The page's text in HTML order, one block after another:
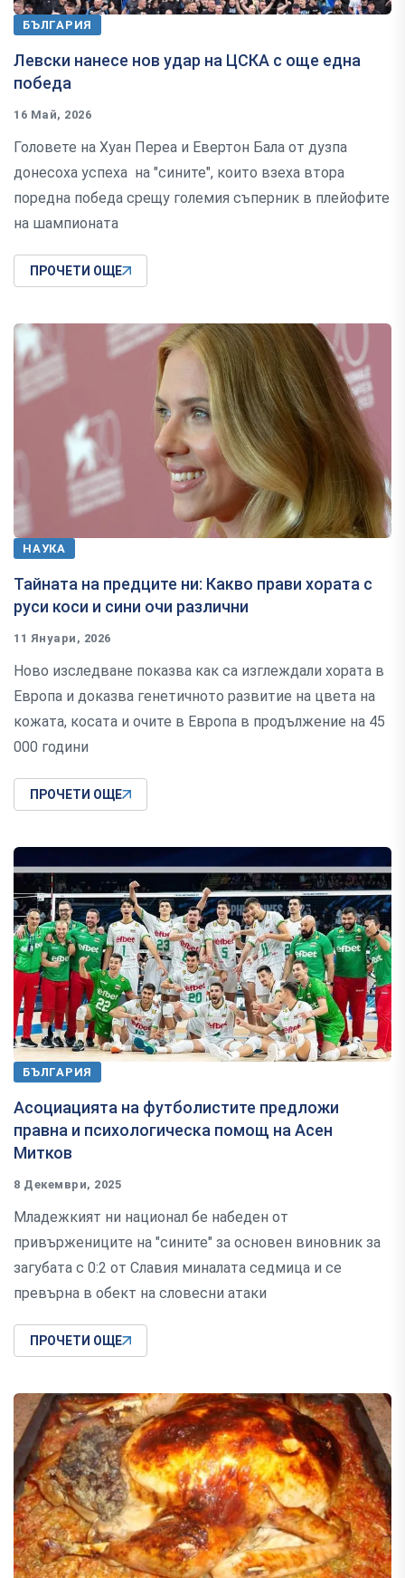
БЪЛГАРИЯ
Левски нанесе нов удар на ЦСКА с още една
победа
16 Май, 2026
Головете на Хуан Переа и Евертон Бала от дузпа
донесоха успеха на "сините", които взеха втора
поредна победа срещу големия съперник в плейофите
на шампионата
ПРОЧЕТИ ОЩЕ
НАУКА
Тайната на предците ни: Какво прави хората с
руси коси и сини очи различни
11 Януари, 2026
Ново изследване показва как са изглеждали хората в
Европа и доказва генетичното развитие на цвета на
кожата, косата и очите в Европа в продължение на 45
000 години
ПРОЧЕТИ ОЩЕ
БЪЛГАРИЯ
Асоциацията на футболистите предложи
правна и психологическа помощ на Асен
Митков
8 Декември, 2025
Младежкият ни национал бе набеден от
привържениците на "сините" за основен виновник за
загубата с 0:2 от Славия миналата седмица и се
превърна в обект на словесни атаки
ПРОЧЕТИ ОЩЕ